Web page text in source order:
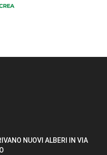
NUOVI ALBERI IN VIA